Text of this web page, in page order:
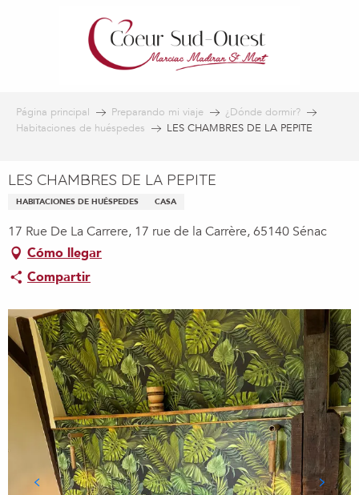
Página principal Preparando mi viaje
¿Dónde dormir?
Habitaciones de huéspedes
LES CHAMBRES DE LA PEPITE
LES CHAMBRES DE LA PEPITE
HABITACIONES DE HUÉSPEDES CASA
17 Rue De La Carrere, 17 rue de la Carrère, 65140 Sénac
Cómo llegar
Compartir